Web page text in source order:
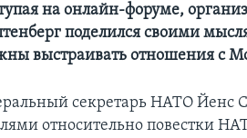
на онлайн-форуме,
поделился своими
выстраивать отношения с
секретарь НАТО Йенс
относительно повестки